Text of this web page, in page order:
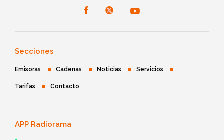
Secciones
Emisoras Cadenas Noticias Servicios
Tarifas Contacto
APP Radiorama